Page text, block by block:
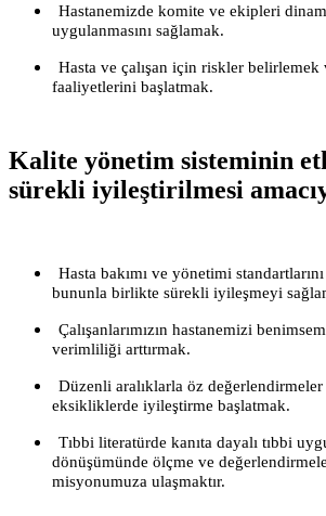
Hastanemizde komite ve ekipleri
uygulanmasını sağlamak.
Hasta ve çalışan için riskler
faaliyetlerini başlatmak.
Kalite yönetim sisteminin
sürekli iyileştirilmesi
Hasta bakımı ve yönetimi
bununla birlikte sürekli iyileşmeyi
Çalışanlarımızın hastanemizi
verimliliği arttırmak.
Düzenli aralıklarla öz
eksikliklerde iyileştirme başlatmak.
Tıbbi literatürde kanıta dayalı tıbbi
dönüşümünde ölçme ve
misyonumuza ulaşmaktır.